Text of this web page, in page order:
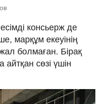
консьерж де
марқұм екеуінің
болмаған. Бірақ
айтқан сөзі үшін